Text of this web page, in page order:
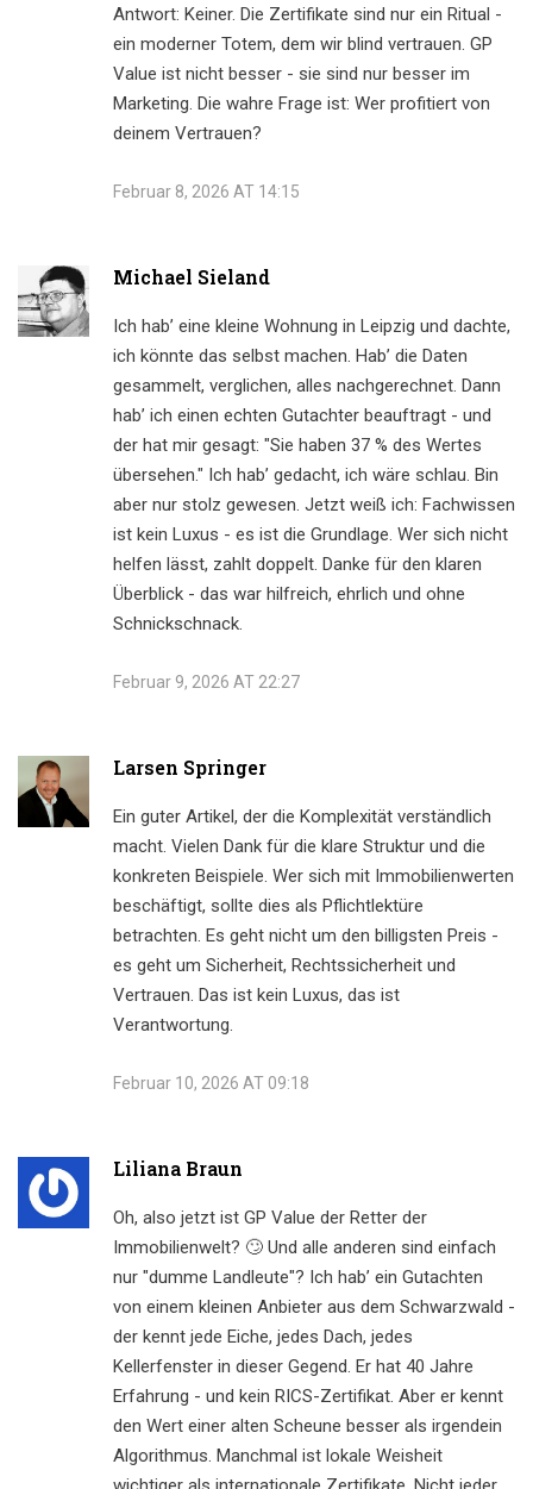
Antwort: Keiner. Die Zertifikate sind nur ein Ritual -
ein moderner Totem, dem wir blind vertrauen. GP
Value ist nicht besser - sie sind nur besser im
Marketing. Die wahre Frage ist: Wer profitiert von
deinem Vertrauen?
Februar 8, 2026 AT 14:15
Michael Sieland
Ich hab’ eine kleine Wohnung in Leipzig und dachte,
ich könnte das selbst machen. Hab’ die Daten
gesammelt, verglichen, alles nachgerechnet. Dann
hab’ ich einen echten Gutachter beauftragt - und
der hat mir gesagt: "Sie haben 37 % des Wertes
übersehen." Ich hab’ gedacht, ich wäre schlau. Bin
aber nur stolz gewesen. Jetzt weiß ich: Fachwissen
ist kein Luxus - es ist die Grundlage. Wer sich nicht
helfen lässt, zahlt doppelt. Danke für den klaren
Überblick - das war hilfreich, ehrlich und ohne
Schnickschnack.
Februar 9, 2026 AT 22:27
Larsen Springer
Ein guter Artikel, der die Komplexität verständlich
macht. Vielen Dank für die klare Struktur und die
konkreten Beispiele. Wer sich mit Immobilienwerten
beschäftigt, sollte dies als Pflichtlektüre
betrachten. Es geht nicht um den billigsten Preis -
es geht um Sicherheit, Rechtssicherheit und
Vertrauen. Das ist kein Luxus, das ist
Verantwortung.
Februar 10, 2026 AT 09:18
Liliana Braun
Oh, also jetzt ist GP Value der Retter der
Immobilienwelt? 🙄 Und alle anderen sind einfach
nur "dumme Landleute"? Ich hab’ ein Gutachten
von einem kleinen Anbieter aus dem Schwarzwald -
der kennt jede Eiche, jedes Dach, jedes
Kellerfenster in dieser Gegend. Er hat 40 Jahre
Erfahrung - und kein RICS-Zertifikat. Aber er kennt
den Wert einer alten Scheune besser als irgendein
Algorithmus. Manchmal ist lokale Weisheit